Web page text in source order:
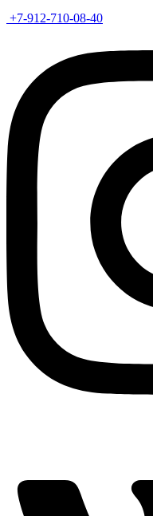
+7-912-710-08-40